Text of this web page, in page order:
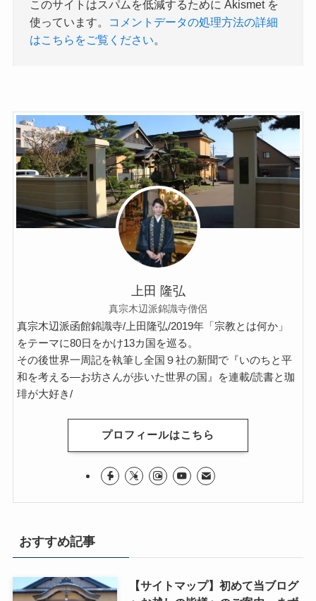
このサイトはスパムを低減するために Akismet を
使っています。
コメントデータの処理方法の詳細
はこちらをご覧ください。
上田 隆弘
真宗木辺派錦識寺僧侶
真宗木辺派函館錦識寺/上田隆弘/2019年「宗教とは何か」
をテーマに80日をかけ13カ国を巡る。
その後世界一周記を執筆し全国９社の新聞で『いのちと平
和を考える―お坊さんが歩いた世界の国』を連載/読書と珈
琲が大好き/
プロフィールはこちら
おすすめ記事
【サイトマップ】初めて当ブログ